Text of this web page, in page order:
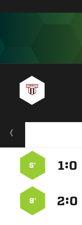
:
5’
:
8’